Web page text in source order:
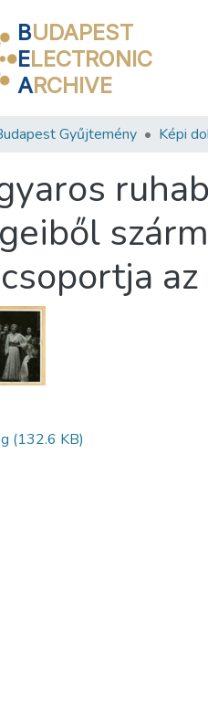
BUDAPEST
ELECTRONIC
ARCHIVE
Gyűjtemény Képi
(132.6 KB)